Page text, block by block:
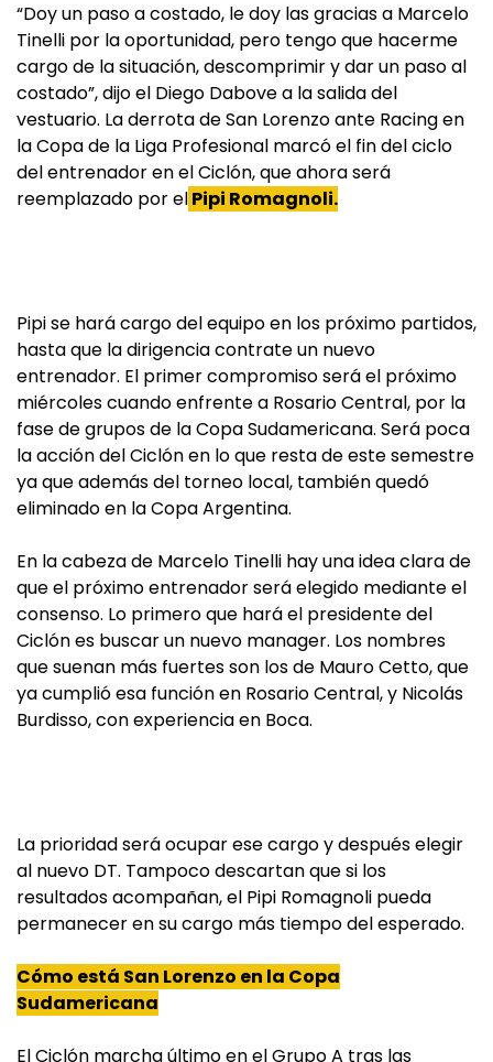
“Doy un paso a costado, le doy las gracias a Marcelo
Tinelli por la oportunidad, pero tengo que hacerme
cargo de la situación, descomprimir y dar un paso al
costado”, dijo el Diego Dabove a la salida del
vestuario. La derrota de San Lorenzo ante Racing en
la Copa de la Liga Profesional marcó el fin del ciclo
del entrenador en el Ciclón, que ahora será
reemplazado por elPipi Romagnoli.
Pipi se hará cargo del equipo en los próximo partidos,
hasta que la dirigencia contrate un nuevo
entrenador. El primer compromiso será el próximo
miércoles cuando enfrente a Rosario Central, por la
fase de grupos de la Copa Sudamericana. Será poca
la acción del Ciclón en lo que resta de este semestre
ya que además del torneo local, también quedó
eliminado en la Copa Argentina.
En la cabeza de Marcelo Tinelli hay una idea clara de
que el próximo entrenador será elegido mediante el
consenso. Lo primero que hará el presidente del
Ciclón es buscar un nuevo manager. Los nombres
que suenan más fuertes son los de Mauro Cetto, que
ya cumplió esa función en Rosario Central, y Nicolás
Burdisso, con experiencia en Boca.
La prioridad será ocupar ese cargo y después elegir
al nuevo DT. Tampoco descartan que si los
resultados acompañan, el Pipi Romagnoli pueda
permanecer en su cargo más tiempo del esperado.
Cómo está San Lorenzo en la Copa
Sudamericana
El Ciclón marcha último en el Grupo A tras las